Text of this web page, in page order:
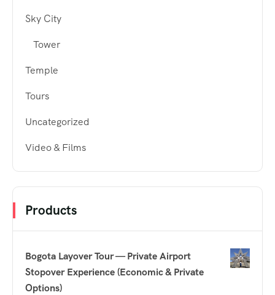
Sky City
Tower
Temple
Tours
Uncategorized
Video & Films
Products
Bogota Layover Tour — Private Airport
Stopover Experience (Economic & Private
Options)